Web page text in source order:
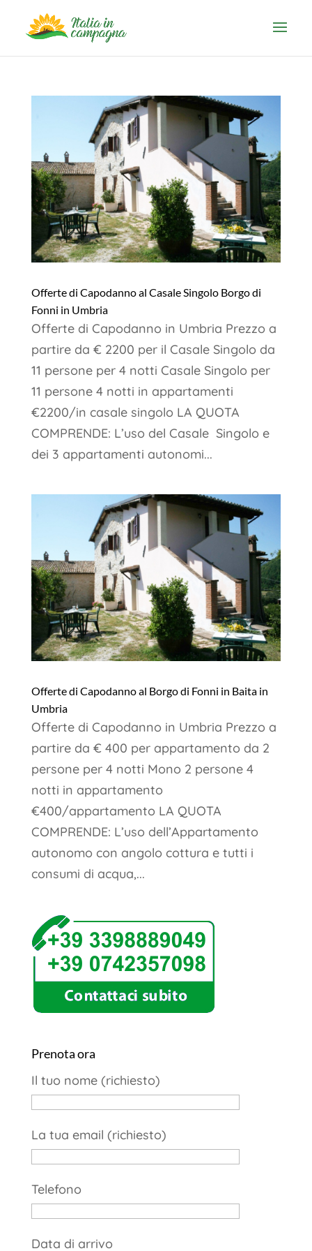
Offerte di Capodanno al Casale Singolo Borgo di
Fonni in Umbria
Offerte di Capodanno in Umbria Prezzo a
partire da € 2200 per il Casale Singolo da
11 persone per 4 notti Casale Singolo per
11 persone 4 notti in appartamenti
€2200/in casale singolo LA QUOTA
COMPRENDE: L’uso del Casale Singolo e
dei 3 appartamenti autonomi...
Offerte di Capodanno al Borgo di Fonni in Baita in
Umbria
Offerte di Capodanno in Umbria Prezzo a
partire da € 400 per appartamento da 2
persone per 4 notti Mono 2 persone 4
notti in appartamento
€400/appartamento LA QUOTA
COMPRENDE: L’uso dell’Appartamento
autonomo con angolo cottura e tutti i
consumi di acqua,...
Prenota ora
Il tuo nome (richiesto)
La tua email (richiesto)
Telefono
Data di arrivo